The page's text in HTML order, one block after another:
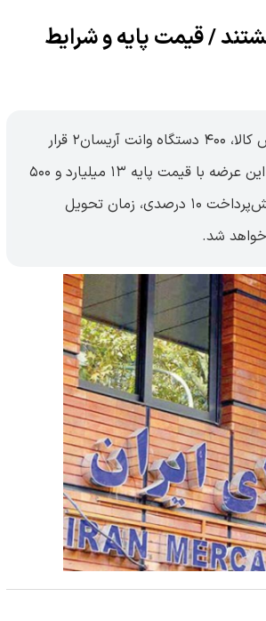
/ قیمت پایه و شرایط
اقتصاد ایرانی : در ادامه عرضه محصولات ایران‌خودرو در بورس کالا، ۴۰۰ دستگاه وانت آریسان۲ قرار
است روز سه‌شنبه ۲۶ خردادماه روی تابلوی تالار خودرو قرار گیرد؛ این عرضه با قیمت پایه ۱۳ میلیارد و ۵۰۰
میلیون ریال و در قالب کد مشخص، همراه با شرایطی از جمله پیش‌پرداخت ۱۰ درصدی، زمان تحویل